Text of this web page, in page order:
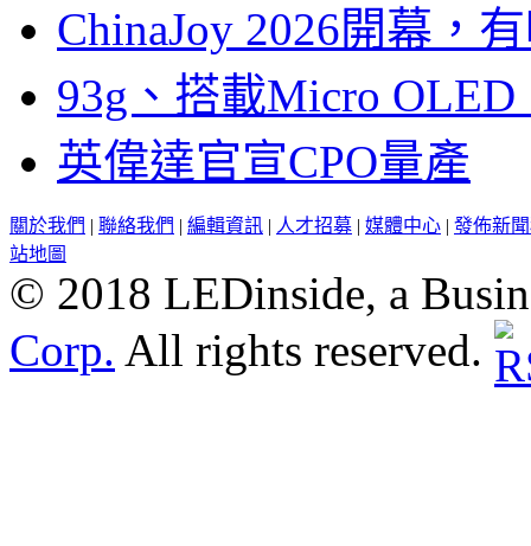
ChinaJoy 2026開幕，
93g、搭載Micro
英偉達官宣CPO量產
關於我們 | 聯絡我們 | 編輯資訊 | 人才招募 | 媒體中心 | 發佈新
站地圖
© 2018 LEDinside, a
Corp. All rights reserved.